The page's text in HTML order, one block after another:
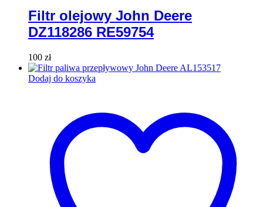
Filtr olejowy John Deere
DZ118286 RE59754
100 zł
Dodaj do koszyka